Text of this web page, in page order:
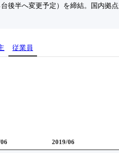
後半へ変更予定）を締結。国内拠
従業員
06 2019/06